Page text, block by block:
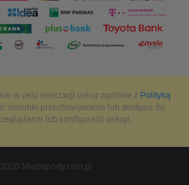
w celu realizacji usług zgodnie z Polityką
warunki przechowywania lub dostępu do
lub konfiguracji usługi.
Mediaporty.com.pl